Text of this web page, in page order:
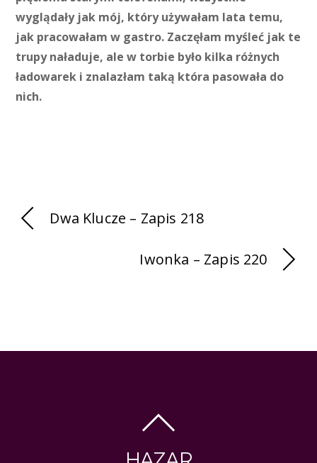
wyglądały jak mój, który używałam lata temu,
jak pracowałam w gastro. Zaczęłam myśleć jak te
trupy naładuje, ale w torbie było kilka różnych
ładowarek i znalazłam taką która pasowała do
nich.
Dwa Klucze – Zapis 218
Iwonka – Zapis 220